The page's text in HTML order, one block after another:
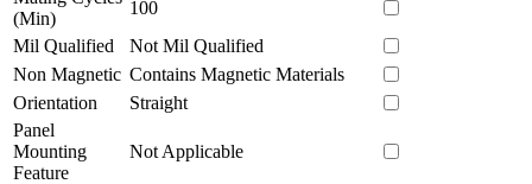
(Min)
100
Mil Qualified
Not Mil Qualified
Non Magnetic Contains Magnetic Materials
Orientation
Straight
Panel
Mounting
Feature
Not Applicable